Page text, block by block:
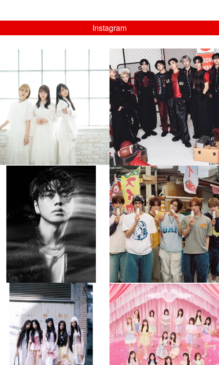
Instagram
💡8/5(水)特番放送！
...
8月 4
4 0
musicjapantv
💡08/05(水)23:00特番放送！
...
8月 4
4 0
musicjapantv
💡8月特番放送決定！
...
8月 4
608 0
musicjapantv
💡8月特番放送決定！
...
8月 4
6 0
musicjapantv
💡8月特番放送決定！
8月 4
2 0
musicjapantv
💡8月特番放送決定！
...
8月 4
2 0